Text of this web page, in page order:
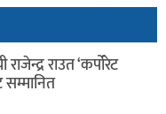
राउत ‘कर्पोरेट
सम्मानित